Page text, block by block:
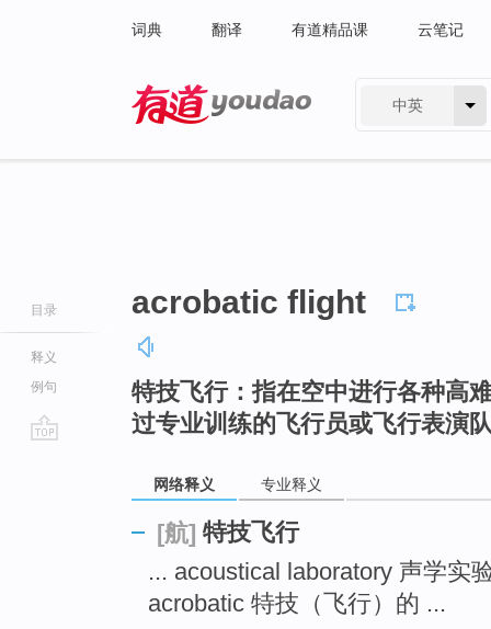
词典 翻译 有道精品课 云笔记
中英
目录
释义
例句
acrobatic flight
特技飞行：指在空中进行各种高
过专业训练的飞行员或飞行表演
网络释义 专业释义
[航] 特技飞行
... acoustical laboratory 声学实
acrobatic 特技（飞行）的 ...